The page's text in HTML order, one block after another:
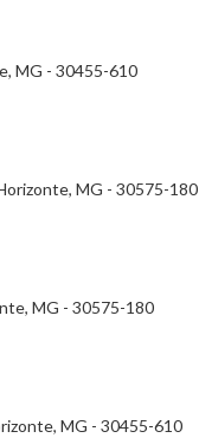
MG - 30455-610
MG - 30575-180
MG - 30575-180
MG - 30455-610